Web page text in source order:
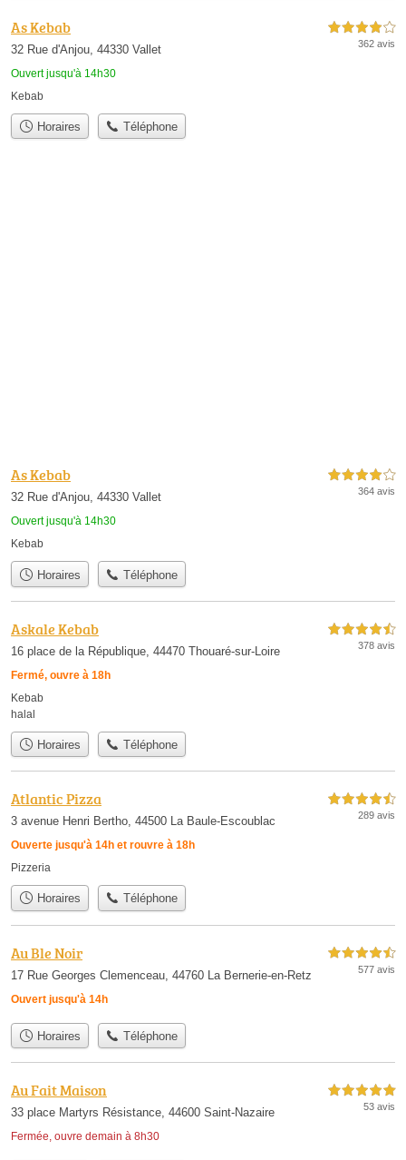
As Kebab
32 Rue d'Anjou, 44330 Vallet
Ouvert jusqu'à 14h30
4,0 étoiles sur 5
362 avis
Kebab
Horaires Téléphone
As Kebab
32 Rue d'Anjou, 44330 Vallet
Ouvert jusqu'à 14h30
4,0 étoiles sur 5
364 avis
Kebab
Horaires Téléphone
Askale Kebab
16 place de la République, 44470 Thouaré-sur-Loire
Fermé, ouvre à 18h
4,5 étoiles sur 5
378 avis
Kebab
halal
Horaires Téléphone
Atlantic Pizza
3 avenue Henri Bertho, 44500 La Baule-Escoublac
Ouverte jusqu'à 14h et rouvre à 18h
4,5 étoiles sur 5
289 avis
Pizzeria
Horaires Téléphone
Au Ble Noir
17 Rue Georges Clemenceau, 44760 La Bernerie-en-Retz
Ouvert jusqu'à 14h
4,5 étoiles sur 5
577 avis
Horaires Téléphone
Au Fait Maison
33 place Martyrs Résistance, 44600 Saint-Nazaire
Fermée, ouvre demain à 8h30
5,0 étoiles sur 5
53 avis